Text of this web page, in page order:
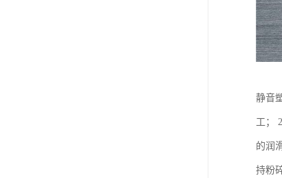
静音
工；
的润
持粉